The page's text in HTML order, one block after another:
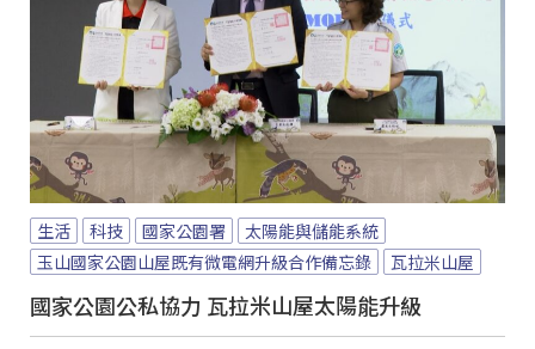
生活 科技 國家公園署
太陽能與儲能系統
玉山國家公園山屋既有微電網升級合作備忘錄
瓦拉米山屋
國家公園公私協力 瓦拉米山屋太陽能升級